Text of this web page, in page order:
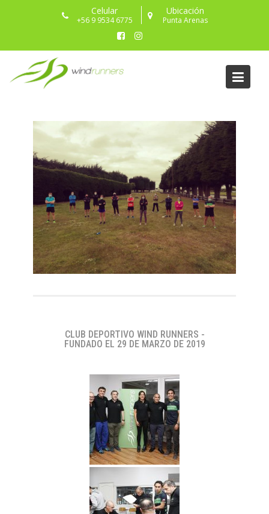
Celular
+56 9 9534 6775
Ubicación
Punta Arenas
CLUB DEPORTIVO
CLUB DEPORTIVO WIND RUNNERS -
FUNDADO EL 29 DE MARZO DE 2019